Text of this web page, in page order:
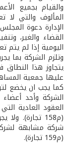
والقيام بجميع
المألوف والتي
الإدارة دعوة
القضاء والغير،
اليومية إذا لم يتم
وتلزم الشركة بما
يتجاوز هذا النطاق
عليها جمعية المساهمين
كما يجب ان يخضع
الشركة وأحد
العقود العادية
(م158 تجارة).
شركة مشابهة
(م159 تجارة).